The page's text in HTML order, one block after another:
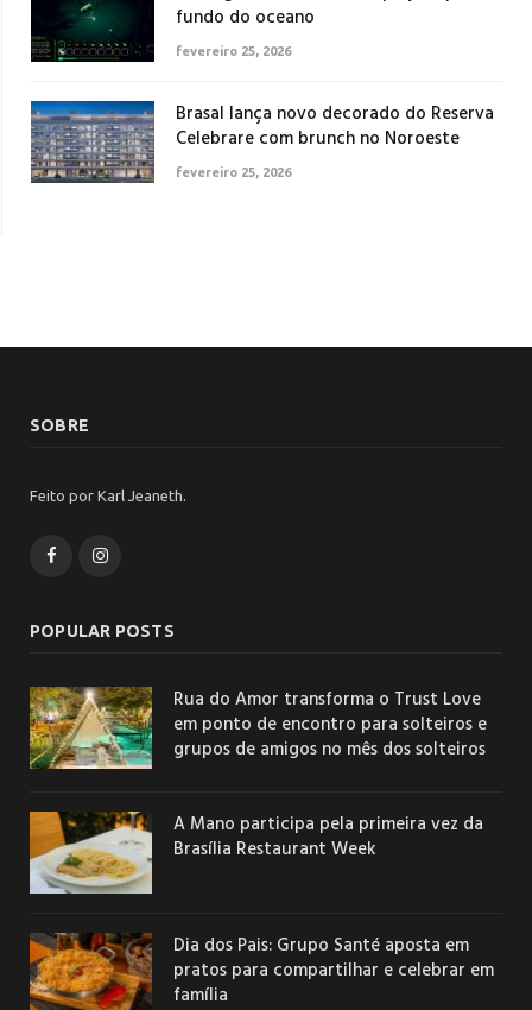
fundo do oceano
fevereiro 25, 2026
Brasal lança novo decorado do Reserva
Celebrare com brunch no Noroeste
fevereiro 25, 2026
SOBRE
Feito por Karl Jeaneth.
FacebookInstagram
POPULAR POSTS
Rua do Amor transforma o Trust Love
em ponto de encontro para solteiros e
grupos de amigos no mês dos solteiros
A Mano participa pela primeira vez da
Brasília Restaurant Week
Dia dos Pais: Grupo Santé aposta em
pratos para compartilhar e celebrar em
família